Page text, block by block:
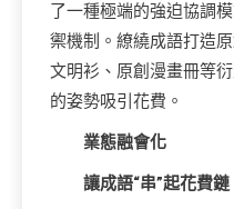
了一種極端的強迫協調
禦機制。繚繞成語打造
文明衫、原創漫畫冊等
的姿勢吸引花費。
業態融會化
讓成語“串”起花費鏈